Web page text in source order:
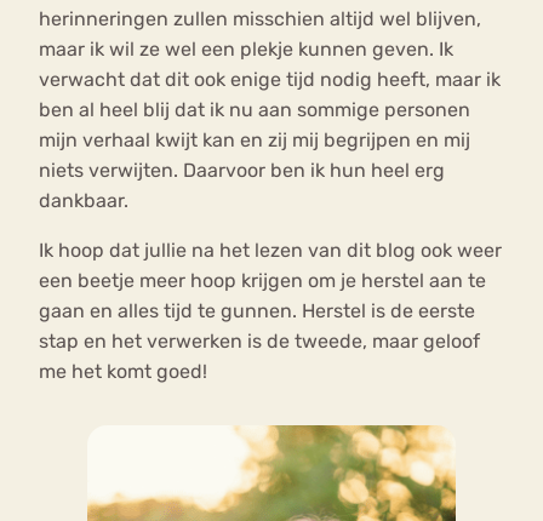
herinneringen zullen misschien altijd wel blijven,
maar ik wil ze wel een plekje kunnen geven. Ik
verwacht dat dit ook enige tijd nodig heeft, maar ik
ben al heel blij dat ik nu aan sommige personen
mijn verhaal kwijt kan en zij mij begrijpen en mij
niets verwijten. Daarvoor ben ik hun heel erg
dankbaar.
Ik hoop dat jullie na het lezen van dit blog ook weer
een beetje meer hoop krijgen om je herstel aan te
gaan en alles tijd te gunnen. Herstel is de eerste
stap en het verwerken is de tweede, maar geloof
me het komt goed!